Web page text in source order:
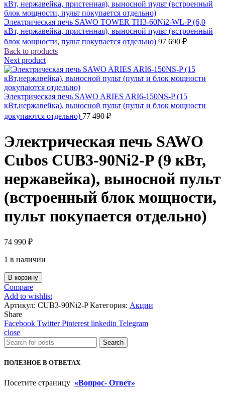
Электрическая печь SAWO TOWER TH3-60Ni2-WL-P (6,0
кВт, нержавейка, пристенная), выносной пульт (встроенный
блок мощности, пульт покупается отдельно) 97 690 ₽
Back to products
Next product
Электрическая печь SAWO ARIES ARI6-150NS-P (15
кВт,нержавейка), выносной пульт (пульт и блок мощности
докупаются отдельно) 77 490 ₽
Электрическая печь SAWO
Cubos CUB3-90Ni2-P (9 кВт,
нержавейка), выносной пульт
(встроенный блок мощности,
пульт покупается отдельно)
74 990 ₽
1 в наличии
В корзину
Compare
Add to wishlist
Артикул: CUB3-90Ni2-P Категория: Акции
Share
Facebook Twitter Pinterest linkedin Telegram
close
Search
ПОЛЕЗНОЕ В ОТВЕТАХ
Посетите страницу «Вопрос- Ответ»